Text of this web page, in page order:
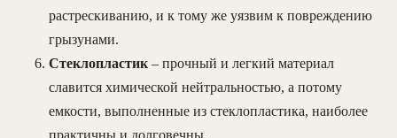
растрескиванию, и к тому же уязвим к повреждению
грызунами.
Стеклопластик – прочный и легкий материал
славится химической нейтральностью, а потому
емкости, выполненные из стеклопластика, наиболее
практичны и долговечны.